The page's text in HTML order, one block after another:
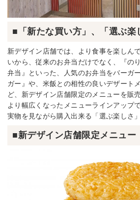
■「新たな買い方」、「選ぶ楽
新デザイン店舗では、より食事を楽しん
いから、従来のお弁当だけでなく、『の
弁当』といった、人気のお弁当をバーガ
ガー』や、米飯との相性の良いデザート
ど、新デザイン店舗限定のメニューを販
より幅広くなったメニューラインアップ
実物を見ながら購入出来る「選ぶ楽しさ
■新デザイン店舗限定メニュー